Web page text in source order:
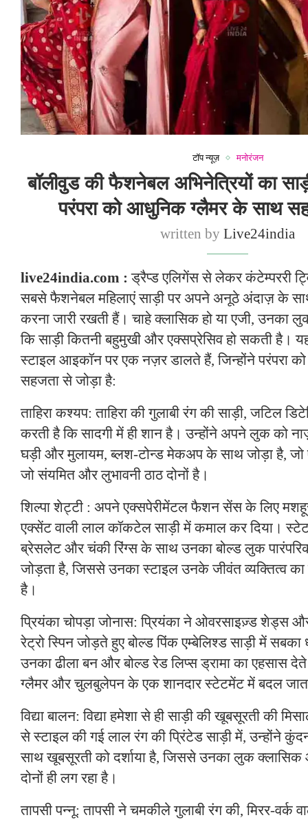
टॉप न्यूज़ मनोरंजन
बॉलीवुड की फैशनेबल अभिनेत्रियों का
परंपरा को आधुनिक ग्लैमर के साथ
written byLive24india
live24india.com : ड्रैप्ड एलिगेंस से लेकर कंटेम्पररी
सबसे फैशनेबल महिलाएं साड़ी पर अपने अनूठे अंदाज़ के
करना जारी रखती हैं। चाहे क्लासिक हो या एजी, उनका
कि साड़ी कितनी बहुमुखी और एक्सप्रेसिव हो सकती है।
स्टाइल आइकॉन पर एक नज़र डालते हैं, जिन्होंने परंपरा
सहजता से जोड़ा है:
ताहिरा कश्यप: ताहिरा की गुलाबी रंग की साड़ी, जटिल
करती है कि सादगी में ही शान है। उन्होंने अपने लुक को
घड़ी और मुलायम, ब्लश-टोन्ड मेकअप के साथ जोड़ा है, जो
जो संयमित और लुभावनी ठाठ दोनों है।
शिल्पा शेट्टी : अपने एक्सपेरीमेंटल फैशन सेंस के लिए
एक्सेंट वाली लाल कॉकटेल साड़ी में कमाल कर दिया।
ब्रेसलेट और चंकी रिंग्स के साथ उनका बोल्ड लुक
जोड़ता है, जिससे उनका स्टाइल उनके जीवंत व्यक्तित्व का
है।
प्रियंका चोपड़ा जोनास: प्रियंका ने ओवरसाइज़्ड शेड्स
रेट्रो स्पिन जोड़ते हुए बोल्ड पिंक एम्बेलिश्ड साड़ी में
उनका ढीला बन और बोल्ड रेड लिप्स ड्रामा का एहसास
ग्लैमर और चुलबुलेपन के एक शानदार स्टेटमेंट में बदल
विद्या बालन: विद्या हमेशा से ही साड़ी की खूबसूरती की
से स्टाइल की गई लाल रंग की प्रिंटेड साड़ी में, उन्होंने
साथ खूबसूरती को दर्शाया है, जिससे उनका लुक
दोनों ही लग रहा है।
तापसी पन्नू: तापसी ने चमकीले गुलाबी रंग की, मिरर-वर्क